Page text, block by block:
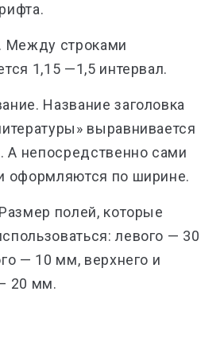
Между строками
1,15 —1,5 интервал.
Название заголовка
выравнивается
А непосредственно сами
оформляются по ширине.
полей, которые
левого — 30
— 10 мм, верхнего и
20 мм.